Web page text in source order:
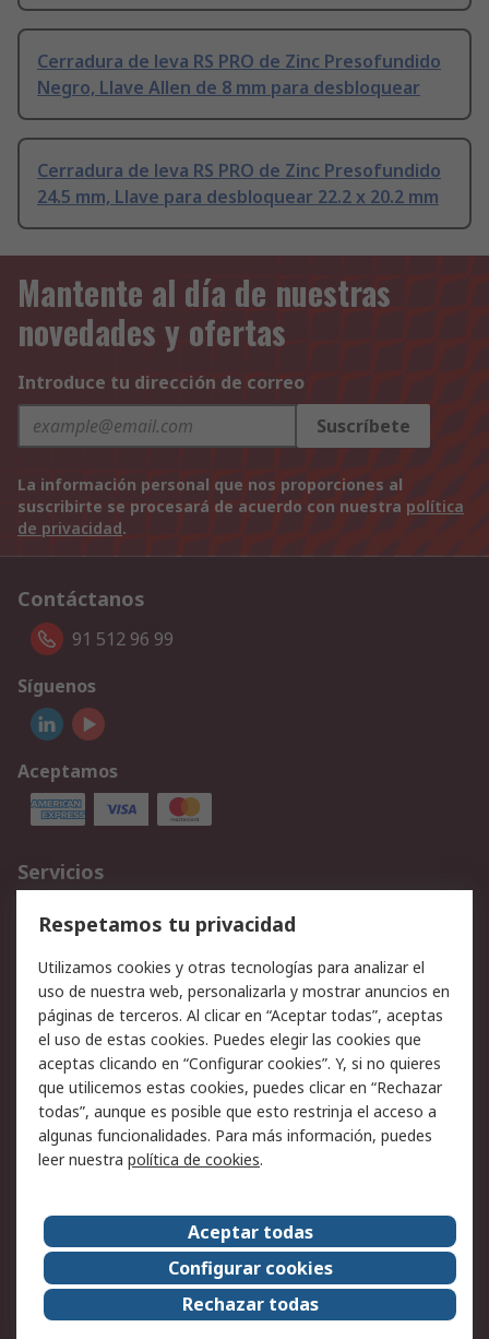
Cerradura de leva RS PRO de Zinc Presofundido
Negro, Llave Allen de 8 mm para desbloquear
Cerradura de leva RS PRO de Zinc Presofundido
24.5 mm, Llave para desbloquear 22.2 x 20.2 mm
Mantente al día de nuestras
novedades y ofertas
Introduce tu dirección de correo
Suscríbete
La información personal que nos proporciones al
suscribirte se procesará de acuerdo con nuestra política
de privacidad.
Contáctanos
91 512 96 99
Síguenos
Aceptamos
Servicios
Cómo realizar pedidos
Devoluciones
Facturación y pago
Ofertas
Soporte técnico
Legal
Aviso legal
Política de privacidad -
Actualizada
Política sobre cookies
Seguridad de emails
Certificaciones de
Condiciones de venta
Acerca de RS
Acerca de RS
RS Group
RS en el mundo
Sala de prensa
Respetamos tu privacidad
Utilizamos cookies y otras tecnologías para analizar el
uso de nuestra web, personalizarla y mostrar anuncios en
páginas de terceros. Al clicar en “Aceptar todas”, aceptas
el uso de estas cookies. Puedes elegir las cookies que
aceptas clicando en “Configurar cookies”. Y, si no quieres
que utilicemos estas cookies, puedes clicar en “Rechazar
todas”, aunque es posible que esto restrinja el acceso a
algunas funcionalidades. Para más información, puedes
leer nuestra política de cookies.
Aceptar todas
Configurar cookies
Rechazar todas